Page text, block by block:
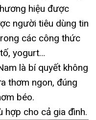
hiệu được
người tiêu dùng tin
các công thức
yogurt…
là bí quyết không
thơm ngon, đúng
béo.
hợp cho cả gia đình.